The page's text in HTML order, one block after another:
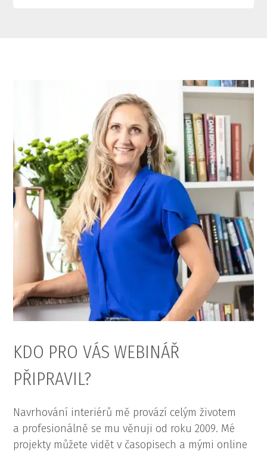
KDO PRO VÁS WEBINÁŘ
PŘIPRAVIL?
Navrhování interiérů mě provází celým životem
a profesionálně se mu věnuji od roku 2009. Mé
projekty můžete vidět v časopisech a mými online